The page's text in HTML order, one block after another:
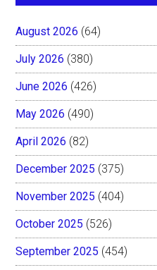
August 2026 (64)
July 2026 (380)
June 2026 (426)
May 2026 (490)
April 2026 (82)
December 2025 (375)
November 2025 (404)
October 2025 (526)
September 2025 (454)